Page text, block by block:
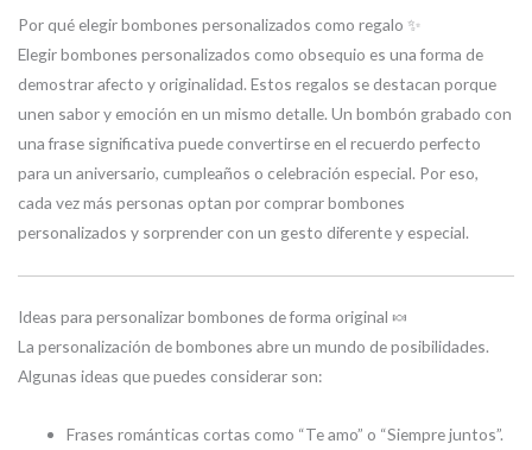
Por qué elegir bombones personalizados como regalo ✨
Elegir bombones personalizados como obsequio es una forma de
demostrar afecto y originalidad. Estos regalos se destacan porque
unen sabor y emoción en un mismo detalle. Un bombón grabado con
una frase significativa puede convertirse en el recuerdo perfecto
para un aniversario, cumpleaños o celebración especial. Por eso,
cada vez más personas optan por comprar bombones
personalizados y sorprender con un gesto diferente y especial.
Ideas para personalizar bombones de forma original 🍬
La personalización de bombones abre un mundo de posibilidades.
Algunas ideas que puedes considerar son:
Frases románticas cortas como “Te amo” o “Siempre juntos”.